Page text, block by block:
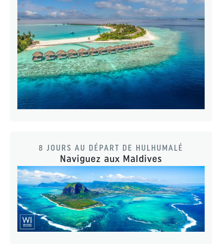
8 JOURS AU DÉPART DE HULHUMALÉ
Naviguez aux Maldives